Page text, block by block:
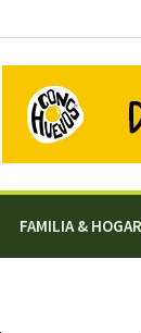
FAMILIA & HOGAR